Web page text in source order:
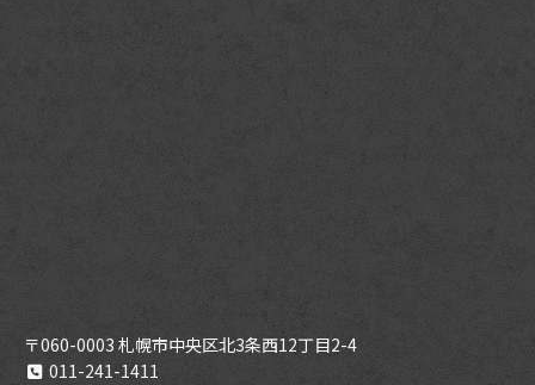
〒060-0003 札幌市中央区北3条西12丁目2-4
011-241-1411